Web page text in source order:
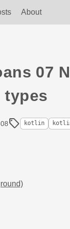
About
07
types
sell kotlin